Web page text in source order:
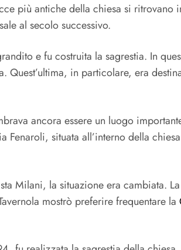
più antiche della chiesa si
al secolo successivo.
e fu costruita la sagrestia. In
in particolare, era
ancora essere un luogo
situata all’interno della
Milani, la situazione era cambiata.
mostrò preferire frequentare la